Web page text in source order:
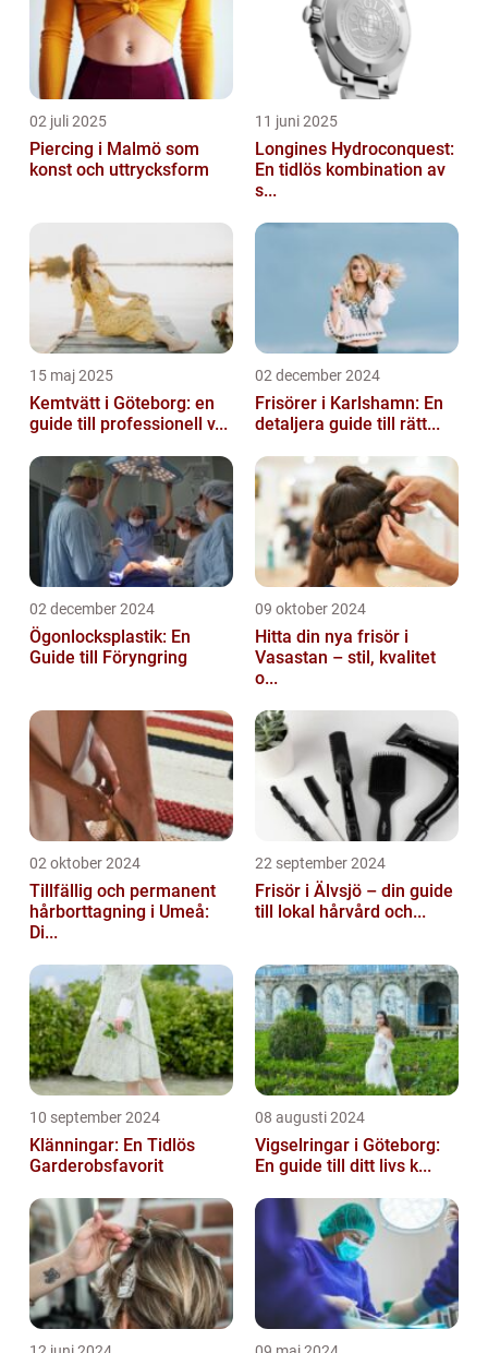
02 juli 2025
Piercing i Malmö som
konst och uttrycksform
11 juni 2025
Longines Hydroconquest:
En tidlös kombination av
s...
15 maj 2025
Kemtvätt i Göteborg: en
guide till professionell v...
02 december 2024
Frisörer i Karlshamn: En
detaljera guide till rätt...
02 december 2024
Ögonlocksplastik: En
Guide till Föryngring
09 oktober 2024
Hitta din nya frisör i
Vasastan – stil, kvalitet
o...
02 oktober 2024
Tillfällig och permanent
hårborttagning i Umeå:
Di...
22 september 2024
Frisör i Älvsjö – din guide
till lokal hårvård och...
10 september 2024
Klänningar: En Tidlös
Garderobsfavorit
08 augusti 2024
Vigselringar i Göteborg:
En guide till ditt livs k...